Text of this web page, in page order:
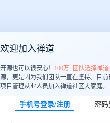
欢迎加入禅道
开源也可以很安心！ 100万+团队选择禅道
源，更是因为我们团队一直在坚持。目前
项目管理从业人员加入禅道社区大家庭。
手机号登录/注册 密码